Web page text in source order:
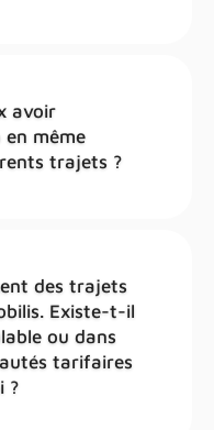
avoir
en même
trajets ?
des trajets
Existe-t-il
ou dans
tarifaires
?